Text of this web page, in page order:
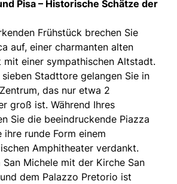
Pisa – Historische Schätze der
Frühstück brechen Sie
auf, einer charmanten alten
mit einer sympathischen Altstadt.
Stadttore gelangen Sie in
das nur etwa 2
groß ist. Während Ihres
Sie die beeindruckende Piazza
runde Form einem
Amphitheater verdankt.
San Michele mit der Kirche San
dem Palazzo Pretorio ist